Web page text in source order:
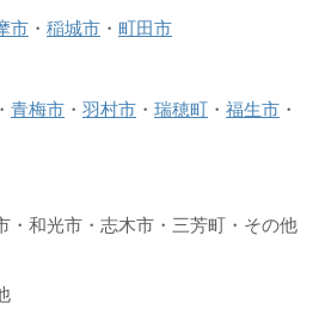
市 ・ 稲城市 ・ 町田市
・ 青梅市 ・ 羽村市 ・ 瑞穂町 ・ 福生市 ・
・和光市・志木市・三芳町・その他